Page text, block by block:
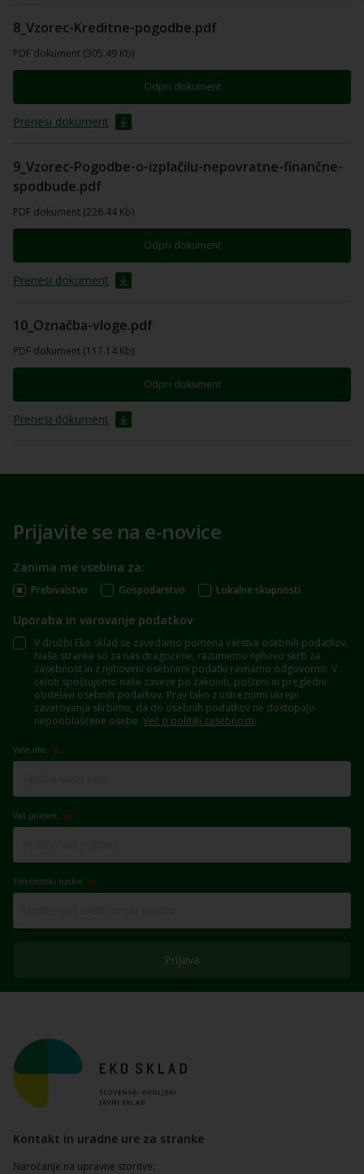
8_Vzorec-Kreditne-pogodbe.pdf
PDF dokument (305.49 Kb)
Odpri dokument
Prenesi dokument
9_Vzorec-Pogodbe-o-izplačilu-nepovratne-finančne-
spodbude.pdf
PDF dokument (226.44 Kb)
Odpri dokument
Prenesi dokument
10_Označba-vloge.pdf
PDF dokument (117.14 Kb)
Odpri dokument
Prenesi dokument
Prijavite se na e-novice
Zanima me vsebina za:
Prebivalstvo Gospodarstvo Lokalne skupnosti
Uporaba in varovanje podatkov
V družbi Eko sklad se zavedamo pomena varstva osebnih podatkov.
Naše stranke so za nas dragocene, razumemo njihovo skrb za
zasebnost in z njihovimi osebnimi podatki ravnamo odgovorno. V
celoti spoštujemo naše zaveze po zakoniti, pošteni in pregledni
obdelavi osebnih podatkov. Prav tako z ustreznimi ukrepi
zavarovanja skrbimo, da do osebnih podatkov ne dostopajo
nepooblaščene osebe. Več o politiki zasebnosti.
Vaše ime
Vaš priimek
Elektronski naslov
Prijava
Kontakt in uradne ure za stranke
Naročanje na upravne storitve: